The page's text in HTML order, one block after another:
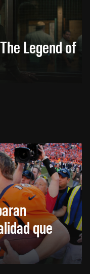
Legend of
que